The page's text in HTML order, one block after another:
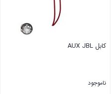
کابل AUX JBL
ناموجود